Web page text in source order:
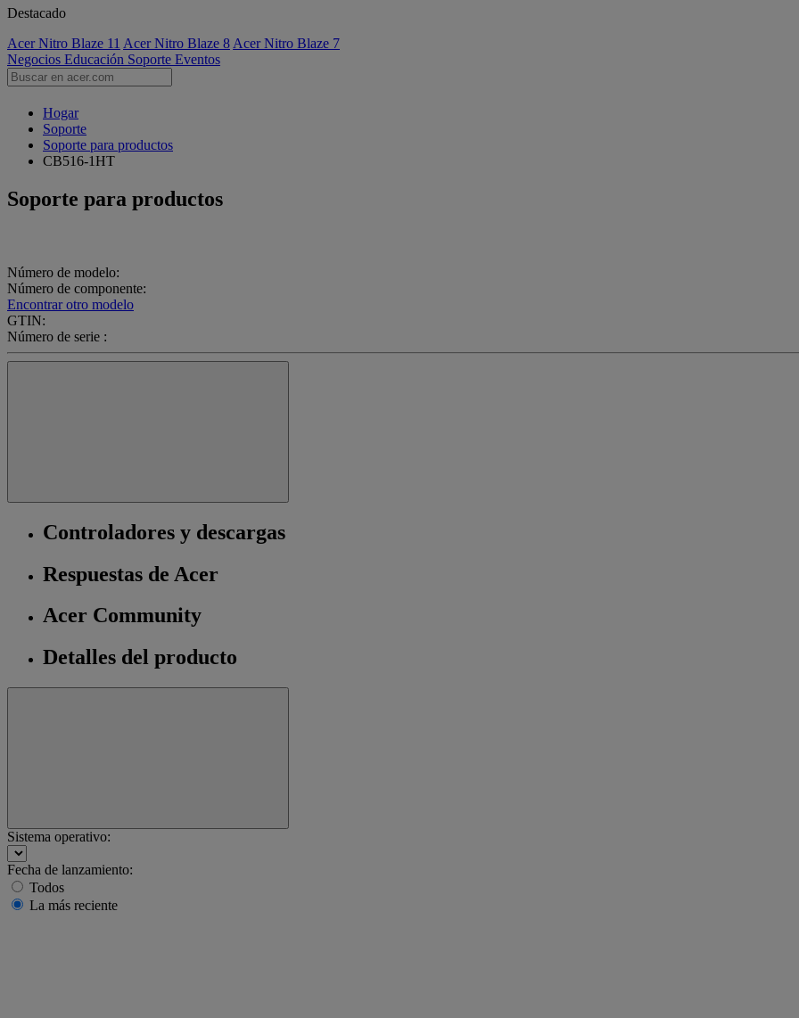
Destacado
Acer Nitro Blaze 11 Acer Nitro Blaze 8 Acer Nitro Blaze 7
Negocios Educación Soporte Eventos
Hogar
Soporte
Soporte para productos
CB516-1HT
Soporte para productos
Número de modelo:
Número de componente:
Encontrar otro modelo
GTIN:
Número de serie :
Controladores y descargas
Respuestas de Acer
Acer Community
Detalles del producto
Sistema operativo:
Fecha de lanzamiento:
Todos
La más reciente